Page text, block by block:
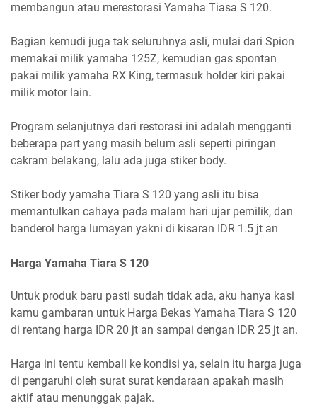
membangun atau merestorasi Yamaha Tiasa S 120.
Bagian kemudi juga tak seluruhnya asli, mulai dari Spion
memakai milik yamaha 125Z, kemudian gas spontan
pakai milik yamaha RX King, termasuk holder kiri pakai
milik motor lain.
Program selanjutnya dari restorasi ini adalah mengganti
beberapa part yang masih belum asli seperti piringan
cakram belakang, lalu ada juga stiker body.
Stiker body yamaha Tiara S 120 yang asli itu bisa
memantulkan cahaya pada malam hari ujar pemilik, dan
banderol harga lumayan yakni di kisaran IDR 1.5 jt an
Harga Yamaha Tiara S 120
Untuk produk baru pasti sudah tidak ada, aku hanya kasi
kamu gambaran untuk Harga Bekas Yamaha Tiara S 120
di rentang harga IDR 20 jt an sampai dengan IDR 25 jt an.
Harga ini tentu kembali ke kondisi ya, selain itu harga juga
di pengaruhi oleh surat surat kendaraan apakah masih
aktif atau menunggak pajak.